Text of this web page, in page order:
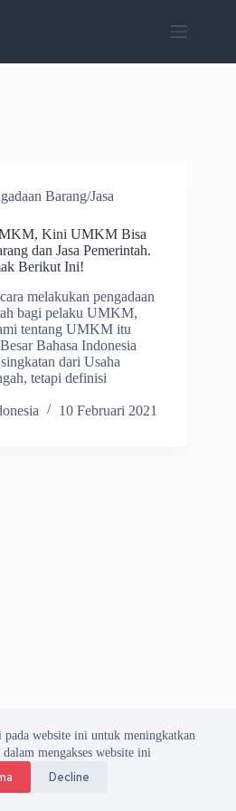
website ini untuk meningkatkan
dalam mengakses website ini
Decline
Barang/Jasa
Kini UMKM Bisa
dan Jasa Pemerintah.
Berikut Ini!
melakukan pengadaan
bagi pelaku UMKM,
tentang UMKM itu
Bahasa Indonesia
dari Usaha
tetapi definisi
10 Februari 2021